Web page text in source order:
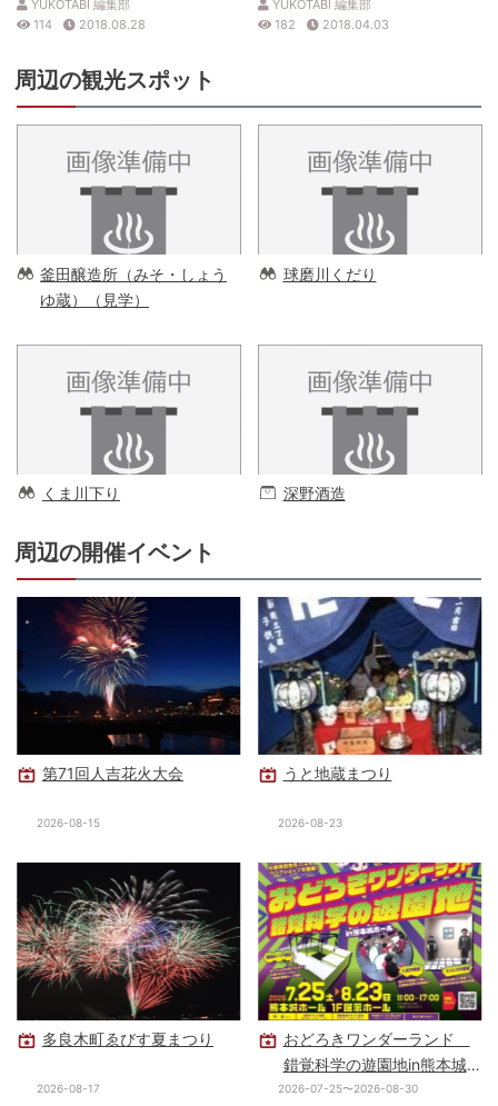
YUKOTABI 編集部
114
2018.08.28
YUKOTABI 編集部
182
2018.04.03
周辺の観光スポット
釜田醸造所（みそ・しょう
ゆ蔵）（見学）
球磨川くだり
くま川下り 深野酒造
周辺の開催イベント
第71回人吉花火大会
2026-08-15
うと地蔵まつり
2026-08-23
多良木町ゑびす夏まつり
2026-08-17
おどろきワンダーランド
錯覚科学の遊園地in熊本城
ホール
2026-07-25〜2026-08-30